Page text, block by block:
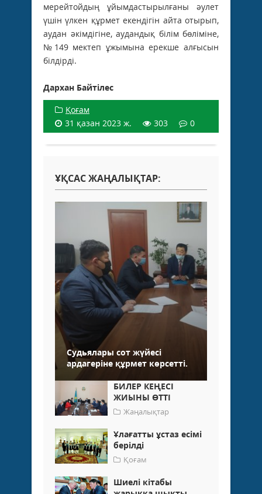
мерейтойдың ұйымдастырылғаны әулет
үшін үлкен құрмет екендігін айта отырып,
аудан әкімдігіне, аудандық білім бөліміне,
№149 мектеп ұжымына ерекше алғысын
білдірді.
Дархан Байтілес
Қоғам
31 қазан 2023 ж.
303 0
ҰҚСАС ЖАҢАЛЫҚТАР:
Судьялары сот жүйесі
ардагеріне құрмет көрсетті.
БИЛЕР КЕҢЕСІ
ЖИЫНЫ ӨТТІ
Жаңалықтар
Ұлағатты ұстаз есімі
берілді
Қоғам
Шиелі кітабы